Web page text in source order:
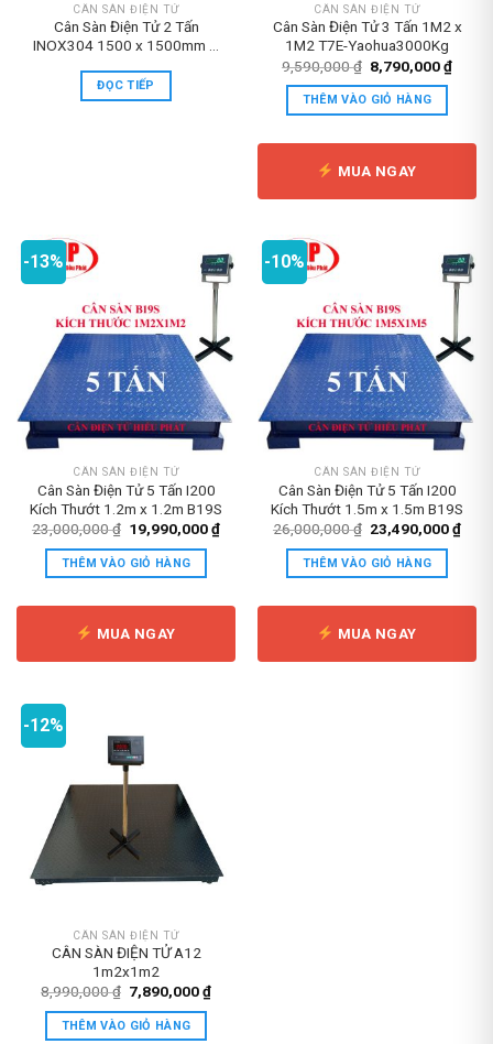
CÂN SÀN ĐIỆN TỬ
Cân Sàn Điện Tử 2 Tấn
INOX304 1500 x 1500mm –
ĐỌC TIẾP
CÂN SÀN ĐIỆN TỬ
Cân Sàn Điện Tử 3 Tấn 1M2 x
1M2 T7E-Yaohua3000Kg
9,590,000₫ Giá
gốc
là:
9,590,000 ₫.
8,790,000₫Giá
THÊM VÀO GIỎ HÀNG
MUA NGAY
-13%
CÂN SÀN ĐIỆN TỬ
Cân Sàn Điện Tử 5 Tấn I200
Kích Thướt 1.2m x 1.2m B19S
23,000,000₫ Giá
gốc
là:
23,000,000 ₫.
19,990,000₫Giá
THÊM VÀO GIỎ HÀNG
MUA NGAY
-10%
CÂN SÀN ĐIỆN TỬ
Cân Sàn Điện Tử 5 Tấn I200
Kích Thướt 1.5m x 1.5m B19S
26,000,000₫ Giá
gốc
là:
26,000,000 ₫.
23,490,000₫Giá
THÊM VÀO GIỎ HÀNG
MUA NGAY
-12%
CÂN SÀN ĐIỆN TỬ
CÂN SÀN ĐIỆN TỬ A12
1m2x1m2
8,990,000₫ Giá
gốc
là:
8,990,000 ₫.
7,890,000₫Giá
THÊM VÀO GIỎ HÀNG